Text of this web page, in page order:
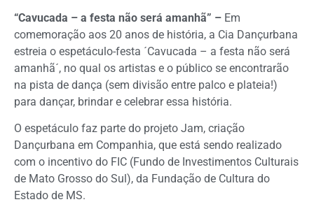
“Cavucada – a festa não será amanhã” – Em
comemoração aos 20 anos de história, a Cia Dançurbana
estreia o espetáculo-festa ´Cavucada – a festa não será
amanhã´, no qual os artistas e o público se encontrarão
na pista de dança (sem divisão entre palco e plateia!)
para dançar, brindar e celebrar essa história.
O espetáculo faz parte do projeto Jam, criação
Dançurbana em Companhia, que está sendo realizado
com o incentivo do FIC (Fundo de Investimentos Culturais
de Mato Grosso do Sul), da Fundação de Cultura do
Estado de MS.